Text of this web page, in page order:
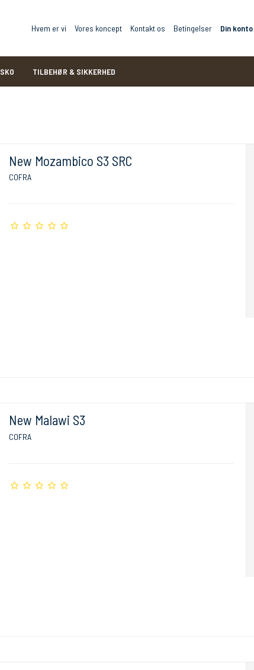
Hvem er vi Vores koncept Kontakt os Betingelser Din konto
SKO TILBEHØR & SIKKERHED
New Mozambico S3 SRC
COFRA
New Malawi S3
COFRA